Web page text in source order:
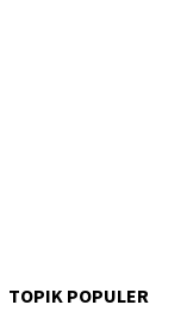
TOPIK POPULER